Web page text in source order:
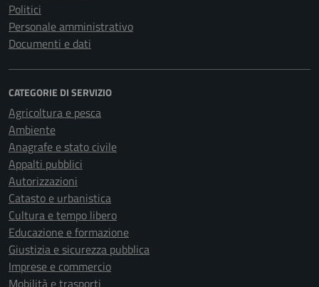
Politici
Personale amministrativo
Documenti e dati
CATEGORIE DI SERVIZIO
Agricoltura e pesca
Ambiente
Anagrafe e stato civile
Appalti pubblici
Autorizzazioni
Catasto e urbanistica
Cultura e tempo libero
Educazione e formazione
Giustizia e sicurezza pubblica
Imprese e commercio
Mobilità e trasporti